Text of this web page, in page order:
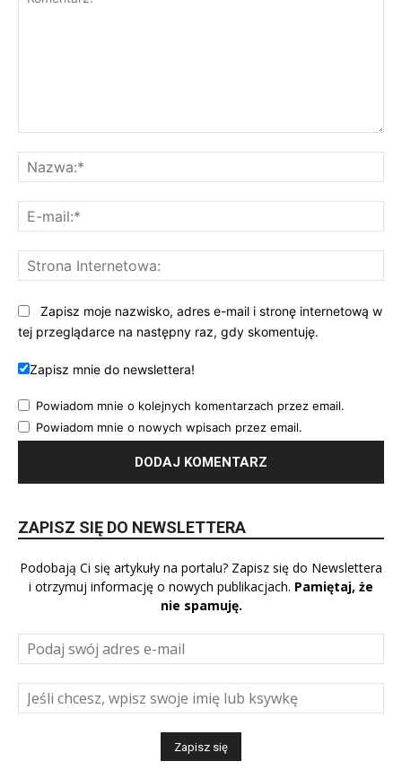
Zapisz moje nazwisko, adres e-mail i stronę internetową w
tej przeglądarce na następny raz, gdy skomentuję.
Zapisz mnie do newslettera!
Powiadom mnie o kolejnych komentarzach przez email.
Powiadom mnie o nowych wpisach przez email.
ZAPISZ SIĘ DO NEWSLETTERA
Podobają Ci się artykuły na portalu? Zapisz się do Newslettera
i otrzymuj informację o nowych publikacjach. Pamiętaj, że
nie spamuję.